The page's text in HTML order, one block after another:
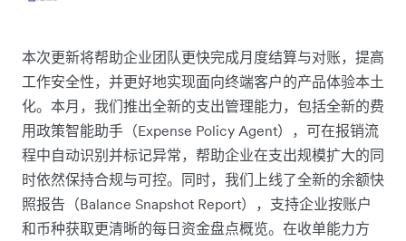
本次更新将帮助企业团队更快完成月度结算与对账，提高
工作安全性，并更好地实现面向终端客户的产品体验本土
化。本月，我们推出全新的支出管理能力，包括全新的费
用政策智能助手（Expense Policy Agent），可在报销流
程中自动识别并标记异常，帮助企业在支出规模扩大的同
时依然保持合规与可控。同时，我们上线了全新的余额快
照报告（Balance Snapshot Report），支持企业按账户
和币种获取更清晰的每日资金盘点概览。在收单能力方